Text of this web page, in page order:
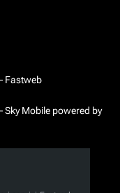
Fastweb
Sky Mobile powered by